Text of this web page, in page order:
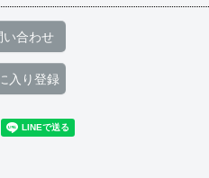
い合わせ
入り登録